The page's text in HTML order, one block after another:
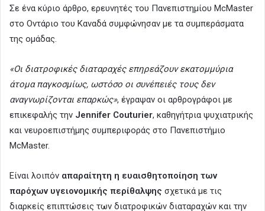
Σε ένα κύριο άρθρο, ερευνητές του Πανεπιστημίου McMaster
στο Οντάριο του Καναδά συμφώνησαν με τα συμπεράσματα
της ομάδας.
«Οι διατροφικές διαταραχές επηρεάζουν εκατομμύρια
άτομα παγκοσμίως, ωστόσο οι συνέπειές τους δεν
αναγνωρίζονται επαρκώς», έγραψαν οι αρθρογράφοι με
επικεφαλής την Jennifer Couturier, καθηγήτρια ψυχιατρικής
και νευροεπιστήμης συμπεριφοράς στο Πανεπιστήμιο
McMaster.
Είναι λοιπόν απαραίτητη η ευαισθητοποίηση των
παρόχων υγειονομικής περίθαλψης σχετικά με τις
διαρκείς επιπτώσεις των διατροφικών διαταραχών και την